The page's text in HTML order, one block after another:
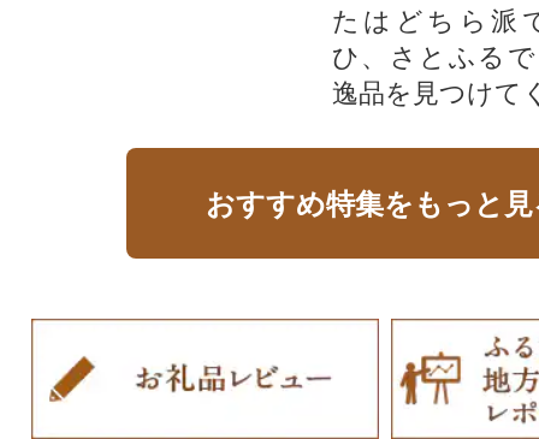
たはどちら派
ひ、さとふる
逸品を見つけて
おすすめ特集をもっと